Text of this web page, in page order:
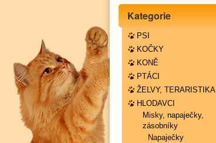
Kategorie
PSI
KOČKY
KONĚ
PTÁCI
ŽELVY, TERARISTIKA
HLODAVCI
Misky, napaječky,
zásobníky
Napaječky